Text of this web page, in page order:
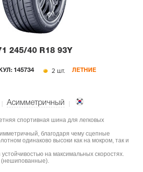
245/40 R18 93Y
145734 2 шт. ЛЕТНИЕ
Асимметричный
спортивная шина для легковых
благодаря чему сцепные
одинаково высоки как на мокром, так и
на максимальных скоростях.